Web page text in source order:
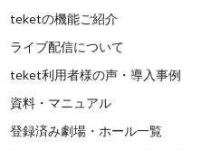
teketの機能ご紹介
ライブ配信について
teket利用者様の声・導入事例
資料・マニュアル
登録済み劇場・ホール一覧